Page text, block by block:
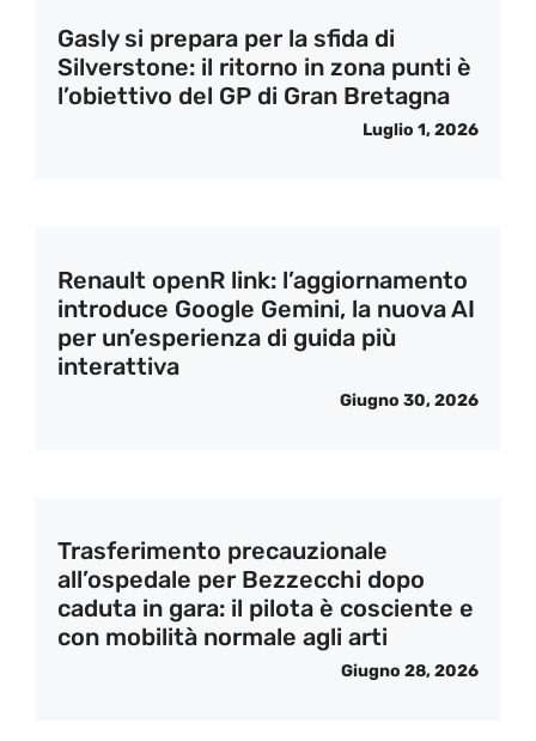
Gasly si prepara per la sfida di
Silverstone: il ritorno in zona punti è
l’obiettivo del GP di Gran Bretagna
Luglio 1, 2026
Renault openR link: l’aggiornamento
introduce Google Gemini, la nuova AI
per un’esperienza di guida più
interattiva
Giugno 30, 2026
Trasferimento precauzionale
all’ospedale per Bezzecchi dopo
caduta in gara: il pilota è cosciente e
con mobilità normale agli arti
Giugno 28, 2026